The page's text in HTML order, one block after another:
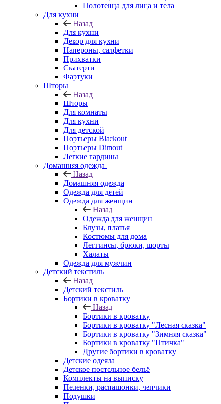
Полотенца для лица и тела
Для кухни
Назад
Для кухни
Декор для кухни
Напероны, салфетки
Прихватки
Скатерти
Фартуки
Шторы
Назад
Шторы
Для комнаты
Для кухни
Для детской
Портьеры Blackout
Портьеры Dimout
Легкие гардины
Домашняя одежда
Назад
Домашняя одежда
Одежда для детей
Одежда для женщин
Назад
Одежда для женщин
Блузы, платья
Костюмы для дома
Леггинсы, брюки, шорты
Халаты
Одежда для мужчин
Детский текстиль
Назад
Детский текстиль
Бортики в кроватку
Назад
Бортики в кроватку
Бортики в кроватку "Лесная сказка"
Бортики в кроватку "Зимняя сказка"
Бортики в кроватку "Птичка"
Другие бортики в кроватку
Детские одеяла
Детское постельное бельё
Комплекты на выписку
Пеленки, распашонки, чепчики
Подушки